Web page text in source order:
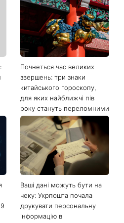
Почнеться час великих
звершень: три знаки
китайського гороскопу,
для яких найближчі пів
року стануть переломними
Ваші дані можуть бути на
чеку: Укрпошта почала
друкувати персональну
інформацію в